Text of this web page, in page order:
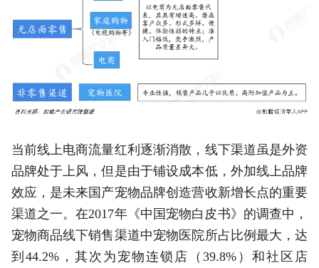
当前线上电商流量红利逐渐消散，线下渠道虽是外资
品牌处于上风，但是由于铺设成本低，外加线上品牌
效应，是未来国产宠物品牌创造营收新增长点的重要
渠道之一。在2017年《中国宠物白皮书》的调查中，
宠物商品线下销售渠道中宠物医院所占比例最大，达
到44.2%，其次为宠物连锁店（39.8%）和社区店